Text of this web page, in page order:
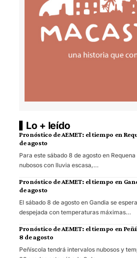
Lo + leído
Pronóstico de AEMET: el tiempo en
de agosto
Para este sábado 8 de agosto en
nubosos con lluvia escasa,…
Pronóstico de AEMET: el tiempo en
de agosto
El sábado 8 de agosto en Gandia se
despejada con temperaturas máximas…
Pronóstico de AEMET: el tiempo en
8 de agosto
Peñíscola tendrá intervalos nubosos y